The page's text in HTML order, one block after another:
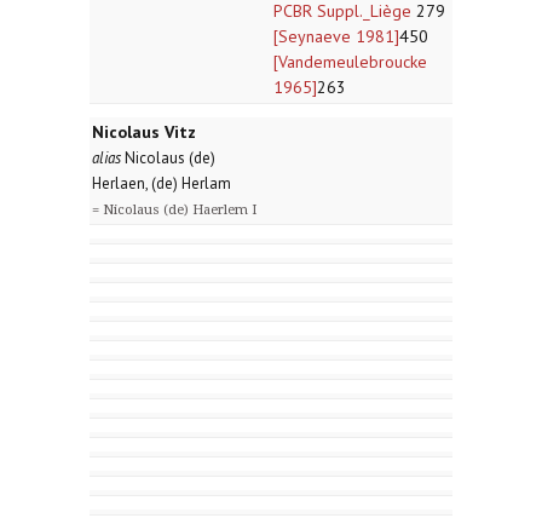
PCBR Suppl._Liège 279
[Seynaeve 1981]450
[Vandemeulebroucke
1965]263
Nicolaus Vitz
aliasNicolaus (de)
Herlaen, (de) Herlam
= Nicolaus (de) Haerlem I